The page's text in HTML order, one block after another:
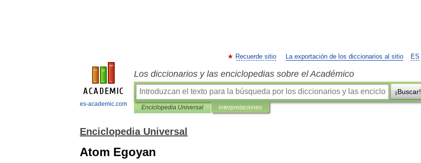
es-academic.com
ES
Recuerde sitio La exportación de los diccionarios al sitio
Los diccionarios y las enciclopedias sobre el Académico
¡Buscar!
Enciclopedia Universal interpretaciones
Enciclopedia Universal
Atom Egoyan